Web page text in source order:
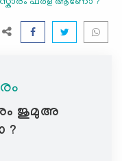
ഫർള് ആണോ ?
ജുമുഅ
?